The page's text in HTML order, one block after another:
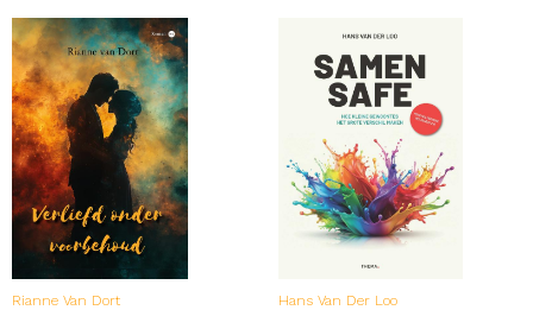
Rianne Van Dort Hans Van Der Loo